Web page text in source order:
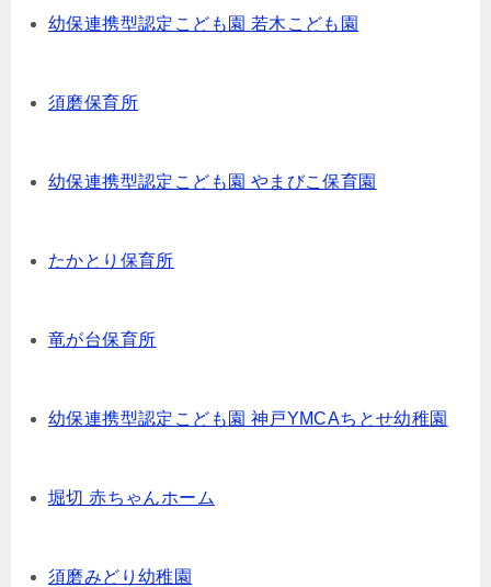
幼保連携型認定こども園 若木こども園
須磨保育所
幼保連携型認定こども園 やまびこ保育園
たかとり保育所
竜が台保育所
幼保連携型認定こども園 神戸YMCAちとせ幼稚園
堀切 赤ちゃんホーム
須磨みどり幼稚園